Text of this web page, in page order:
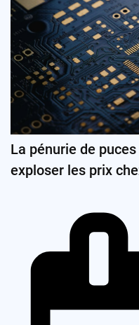
La pénurie de
exploser les prix